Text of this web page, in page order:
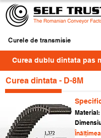
Curele de transmisie
Curea dublu dintata pas
Curea dintata - D-8M
Material: